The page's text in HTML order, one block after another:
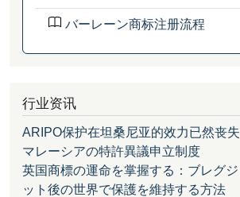
バーレーン商标注册流程
行业资讯
ARIPO保护在坦桑尼亚的效力已然丧失
マレーシアの特許異議申立制度
英国商標の運命を掌握する：ブレグジ
ット後の世界で保護を維持する方法